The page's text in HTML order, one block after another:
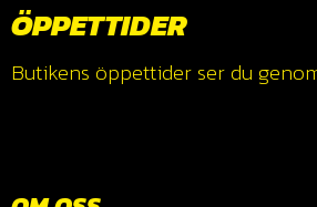
ÖPPETTIDER
Butikens öppettider ser du